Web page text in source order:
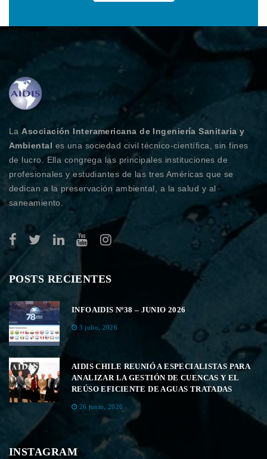
LaAsociación Interamericana de Ingeniería Sanitaria y
Ambiental es una sociedad civil técnico-científica, sin fines
de lucro. Ella congrega las principales instituciones de
profesionales y estudiantes de las tres Américas que se
dedican a la preservación ambiental, a la salud y al
saneamiento.
POSTS RECIENTES
INFOAIDIS Nº38 – JUNIO 2026
3 julio, 2026
AIDIS CHILE REUNIÓ A ESPECIALISTAS PARA
ANALIZAR LA GESTIÓN DE CUENCAS Y EL
REÚSO EFICIENTE DE AGUAS TRATADAS
26 junio, 2026
INSTAGRAM